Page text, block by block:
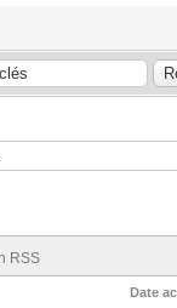
RSS
Date